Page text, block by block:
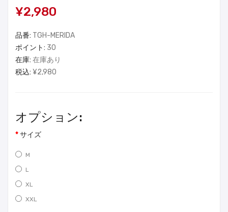
¥2,980
品番: TGH-MERIDA
ポイント: 30
在庫: 在庫あり
税込: ¥2,980
オプション:
サイズ
M
L
XL
XXL